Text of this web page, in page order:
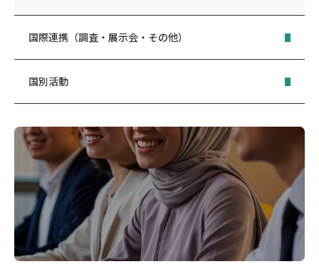
国際連携（調査・展示会・その他）
国別活動